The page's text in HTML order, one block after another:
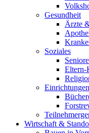
Gesundheit
Ärzte
Soziales
Eltern-
Einrichtungen
Wirtschaft &